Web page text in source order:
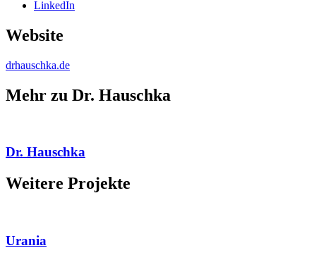
LinkedIn
Website
drhauschka.de
Mehr zu Dr. Hauschka
Dr. Hauschka
Weitere Projekte
Urania